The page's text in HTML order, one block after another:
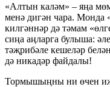
«Алтын каләм» – яңа
менә дигән чара. Монда
килгәннәр дә тәмам
сиңа аңларга булыша:
тәҗрибәле кешеләр
дә никадәр файдалы!
Тормышыңны ни өчен